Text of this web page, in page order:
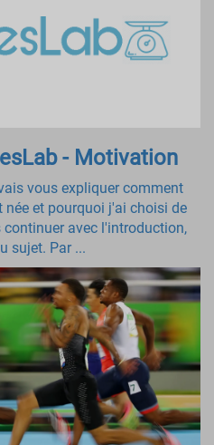
- Motivation
vous expliquer comment
née et pourquoi j'ai choisi de
avec l'introduction,
sujet. Par ...